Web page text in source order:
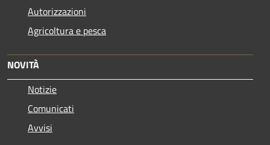
Autorizzazioni
Agricoltura e pesca
NOVITÀ
Notizie
Comunicati
Avvisi